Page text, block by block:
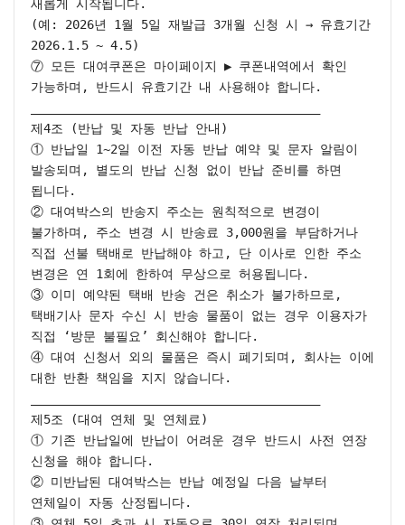
새롭게 시작됩니다.
(예: 2026년 1월 5일 재발급 3개월 신청 시 → 유효기간
2026.1.5 ~ 4.5)
⑦ 모든 대여쿠폰은 마이페이지 ▶ 쿠폰내역에서 확인
가능하며, 반드시 유효기간 내 사용해야 합니다.
제4조 (반납 및 자동 반납 안내)
① 반납일 1~2일 이전 자동 반납 예약 및 문자 알림이
발송되며, 별도의 반납 신청 없이 반납 준비를 하면
됩니다.
② 대여박스의 반송지 주소는 원칙적으로 변경이
불가하며, 주소 변경 시 반송료 3,000원을 부담하거나
직접 선불 택배로 반납해야 하고, 단 이사로 인한 주소
변경은 연 1회에 한하여 무상으로 허용됩니다.
③ 이미 예약된 택배 반송 건은 취소가 불가하므로,
택배기사 문자 수신 시 반송 물품이 없는 경우 이용자가
직접 ‘방문 불필요’ 회신해야 합니다.
④ 대여 신청서 외의 물품은 즉시 폐기되며, 회사는 이에
대한 반환 책임을 지지 않습니다.
제5조 (대여 연체 및 연체료)
① 기존 반납일에 반납이 어려운 경우 반드시 사전 연장
신청을 해야 합니다.
② 미반납된 대여박스는 반납 예정일 다음 날부터
연체일이 자동 산정됩니다.